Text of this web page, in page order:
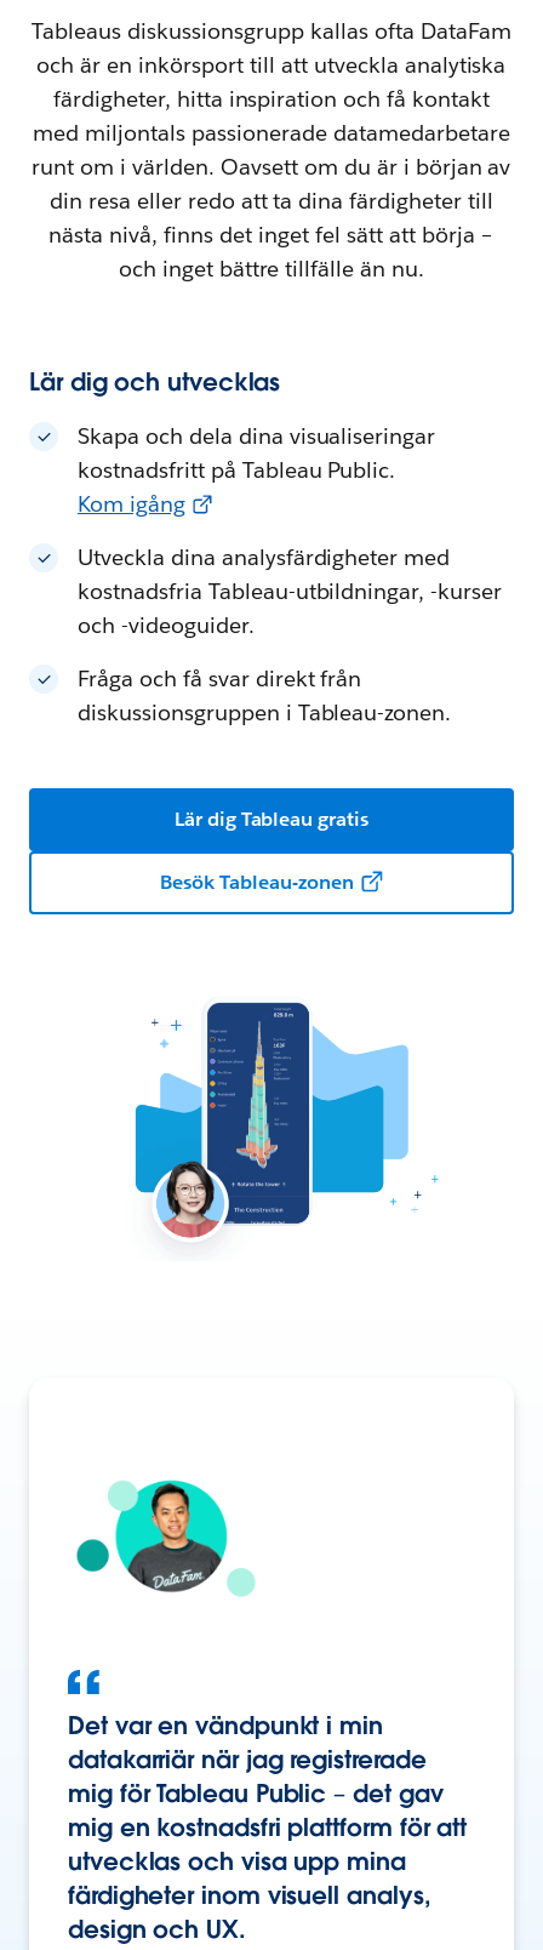
Tableaus diskussionsgrupp kallas ofta DataFam
och är en inkörsport till att utveckla analytiska
färdigheter, hitta inspiration och få kontakt
med miljontals passionerade datamedarbetare
runt om i världen. Oavsett om du är i början av
din resa eller redo att ta dina färdigheter till
nästa nivå, finns det inget fel sätt att börja –
och inget bättre tillfälle än nu.
Lär dig och utvecklas
Skapa och dela dina visualiseringar
kostnadsfritt på Tableau Public.
Kom igång
Utveckla dina analysfärdigheter med
kostnadsfria Tableau-utbildningar, -kurser
och -videoguider.
Fråga och få svar direkt från
diskussionsgruppen i Tableau-zonen.
Lär dig Tableau gratis
Besök Tableau-zonen
Det var en vändpunkt i min
datakarriär när jag registrerade
mig för Tableau Public – det gav
mig en kostnadsfri plattform för att
utvecklas och visa upp mina
färdigheter inom visuell analys,
design och UX.